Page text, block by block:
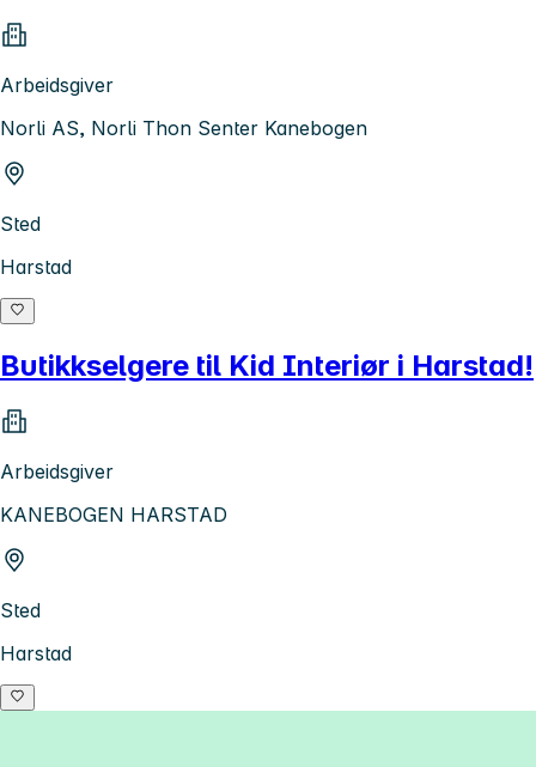
Arbeidsgiver
Norli AS, Norli Thon Senter Kanebogen
Sted
Harstad
Butikkselgere til Kid Interiør i Harstad!
Arbeidsgiver
KANEBOGEN HARSTAD
Sted
Harstad